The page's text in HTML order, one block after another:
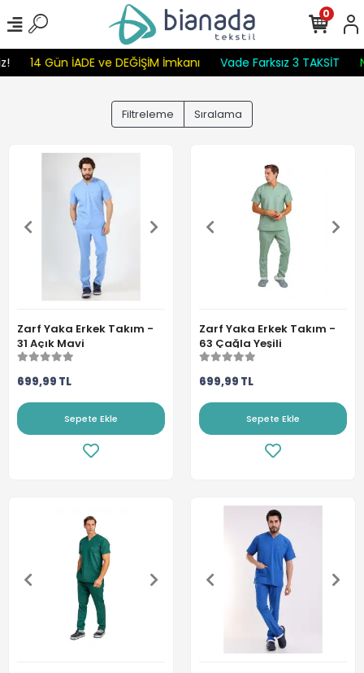
14 Gün İADE ve DEĞİŞİM İmkanı Vade Farksız 3 TAKSİT
0
Filtreleme Sıralama
Zarf Yaka Erkek Takım -
31 Açık Mavi
699,99 TL
Sepete Ekle
Zarf Yaka Erkek Takım -
63 Çağla Yeşili
699,99 TL
Sepete Ekle